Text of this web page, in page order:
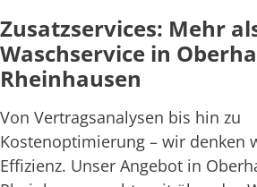
Zusatzservices: Mehr
Waschservice in
Rheinhausen
Von Vertragsanalysen bis hin zu
Kostenoptimierung – wir denken
Effizienz. Unser Angebot in